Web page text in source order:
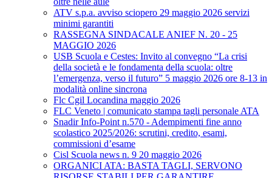
ATV s.p.a. avviso sciopero 29 maggio 2026 servizi
minimi garantiti
RASSEGNA SINDACALE ANIEF N. 20 - 25
MAGGIO 2026
USB Scuola e Cestes: Invito al convegno “La crisi
della società e le fondamenta della scuola: oltre
l’emergenza, verso il futuro” 5 maggio 2026 ore 8-13 in
modalità online sincrona
Flc Cgil Locandina maggio 2026
FLC Veneto | comunicato stampa tagli personale ATA
Snadir Info-Point n.570 - Adempimenti fine anno
scolastico 2025/2026: scrutini, credito, esami,
commissioni d’esame
Cisl Scuola news n. 9 20 maggio 2026
ORGANICI ATA: BASTA TAGLI, SERVONO